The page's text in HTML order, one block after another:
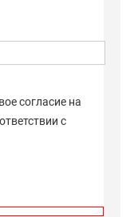
согласие на
с